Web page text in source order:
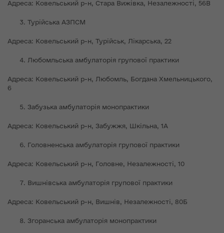
Адреса: Ковельський р-н, Стара Вижівка, Незалежності, 56В
Турійська АЗПСМ
Адреса: Ковельський р-н, Турійськ, Лікарська, 22
Любомльська амбулаторія групової практики
Адреса: Ковельський р-н, Любомль, Богдана Хмельницького,
6
Забузька амбулаторія монопрактики
Адреса: Ковельський р-н, Забужжя, Шкільна, 1А
Головненська амбулаторія групової практики
Адреса: Ковельський р-н, Головне, Незалежності, 10
Вишнівська амбулаторія групової практики
Адреса: Ковельський р-н, Вишнів, Незалежності, 80Б
Згоранська амбулаторія монопрактики